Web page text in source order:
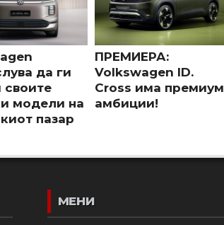
да ги
своите
модели на
пазар
ПРЕМИЕРА:
Volkswagen ID.
Cross има премиум
амбиции!
МЕНИ